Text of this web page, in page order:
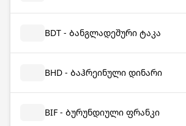
BDT - Ბანგლადეშური ტაკა
BHD - Ბაჰრეინული დინარი
BIF - Ბურუნდიული ფრანკი